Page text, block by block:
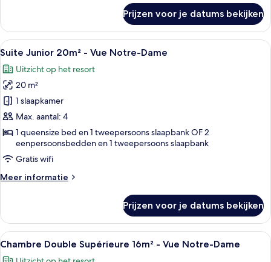
laden
Petite
Double
Economique
-
Vue
Cour
Prijzen voor je datums bekijken
Alle
foto's
voor
Suite
Junior
20m²
-
Vue
Notre-
Dame
laden
Een hotelkamer met een bed, een
18
Suite Junior 20m² - Vue Notre-Dame
Uitzicht op het resort
20 m²
1 slaapkamer
Max. aantal: 4
1 queensize bed en 1 tweepersoons slaapbank OF 2
eenpersoonsbedden en 1 tweepersoons slaapbank
Gratis wifi
Meer informatie
Meer
Junior
20m²
-
Prijzen voor je datums bekijken
Alle
foto's
Een uitzicht op een historisch
23
Chambre Double Supérieure 16m² - Vue Notre-Dame